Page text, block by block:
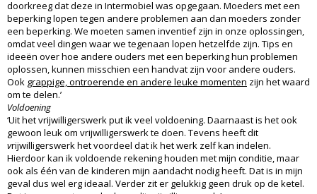
doorkreeg dat deze in Intermobiel was opgegaan. Moeders met een
beperking lopen tegen andere problemen aan dan moeders zonder
een beperking. We moeten samen inventief zijn in onze oplossingen,
omdat veel dingen waar we tegenaan lopen hetzelfde zijn. Tips en
ideeën over hoe andere ouders met een beperking hun problemen
oplossen, kunnen misschien een handvat zijn voor andere ouders.
Ook grappige, ontroerende en andere leuke momenten zijn het waard
om te delen.’
Voldoening
‘Uit het vrijwilligerswerk put ik veel voldoening. Daarnaast is het ook
gewoon leuk om vrijwilligerswerk te doen. Tevens heeft dit
vrijwilligerswerk het voordeel dat ik het werk zelf kan indelen.
Hierdoor kan ik voldoende rekening houden met mijn conditie, maar
ook als één van de kinderen mijn aandacht nodig heeft. Dat is in mijn
geval dus wel erg ideaal. Verder zit er gelukkig geen druk op de ketel.